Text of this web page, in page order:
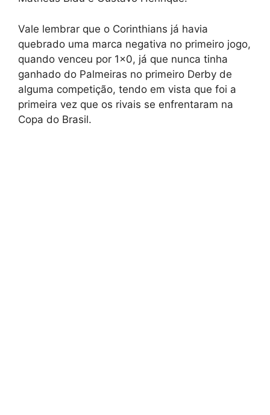
Vale lembrar que o Corinthians já havia
quebrado uma marca negativa no primeiro jogo,
quando venceu por 1×0, já que nunca tinha
ganhado do Palmeiras no primeiro Derby de
alguma competição, tendo em vista que foi a
primeira vez que os rivais se enfrentaram na
Copa do Brasil.